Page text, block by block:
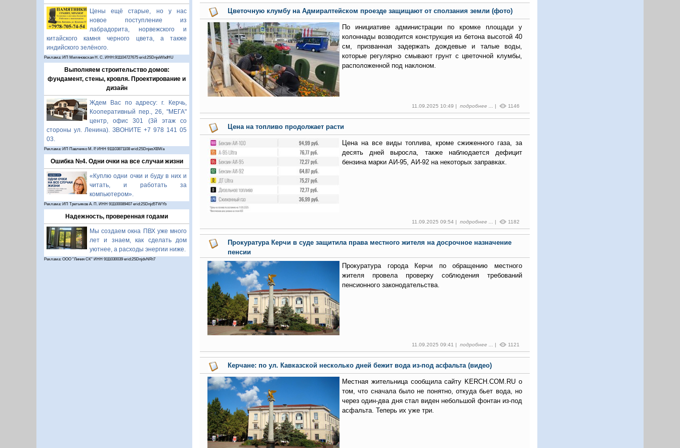
Цены ещё старые, но у нас
новое поступление из
лабрадорита, норвежского и
китайского камня черного цвета, а также
индийского зелёного.
Реклама: ИП Миляновская Н. С. ИНН:911104727675 erid:2SDnjeWbdHU
Выполняем строительство домов:
фундамент, стены, кровля. Проектирование и
дизайн
Ждем Вас по адресу: г. Керчь,
Кооперативный пер., 26, "МЕГА"
центр, офис 301 (3й этаж со
стороны ул. Ленина). ЗВОНИТЕ +7 978 141 05
03.
Реклама: ИП Павленко М. Р. ИНН 911103871108 erid:2SDnjesXBWa
Ошибка №4. Одни очки на все случаи жизни
«Куплю одни очки и буду в них и
читать, и работать за
компьютером».
Реклама: ИП Третьяков А. П. ИНН 911100089407 erid:2SDnjd5TWYb
Надежность, проверенная годами
Мы создаем окна ПВХ уже много
лет и знаем, как сделать дом
уютнее, а расходы энергии ниже.
Реклама: ООО "Линия СК" ИНН 9111030039 erid:2SDnjdvNRt7
Цветочную клумбу на Адмиралтейском проезде защищают от сползания земли (фото)
По инициативе администрации по кромке площади у
колоннады возводится конструкция из бетона высотой 40
см, призванная задержать дождевые и талые воды,
которые регулярно смывают грунт с цветочной клумбы,
расположенной под наклоном.
11.09.2025 10:49 | подробнее ... | 1146
Цена на топливо продолжает расти
Цена на все виды топлива, кроме сжиженного газа, за
десять дней выросла, также наблюдается дефицит
бензина марки АИ-95, АИ-92 на некоторых заправках.
11.09.2025 09:54 | подробнее ... | 1182
Прокуратура Керчи в суде защитила права местного жителя на досрочное назначение
пенсии
Прокуратура города Керчи по обращению местного
жителя провела проверку соблюдения требований
пенсионного законодательства.
11.09.2025 09:41 | подробнее ... | 1121
Керчане: по ул. Кавказской несколько дней бежит вода из-под асфальта (видео)
Местная жительница сообщила сайту KERCH.COM.RU о
том, что сначала было не понятно, откуда бьет вода, но
через один-два дня стал виден небольшой фонтан из-под
асфальта. Теперь их уже три.